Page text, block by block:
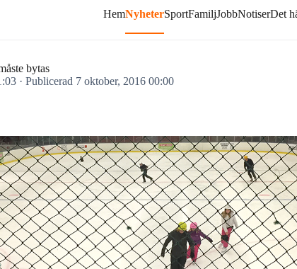
HemNyheterSportFamiljJobbNotiserDet
bytas
· Publicerad 7 oktober, 2016 00:00